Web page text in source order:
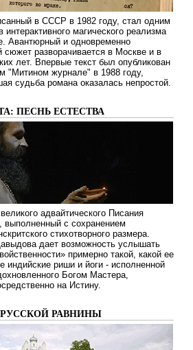
в СССР в 1982 году, стал одним
интерактивного магического реализма
Авантюрный и одновременно
сюжет разворачивается в Москве и в
лет. Впервые текст был опубликован
"Митином журнале" в 1988 году,
судьба романа оказалась непростой.
ПЕСНЬ ЕСТЕСТВА
адвайтического Писания
выполненный с сохранением
стихотворного размера.
дает возможность услышать
примерно такой, какой ее
индийские риши и йоги - исполненной
Богом Мастера,
на Истину.
РАВНИНЫ